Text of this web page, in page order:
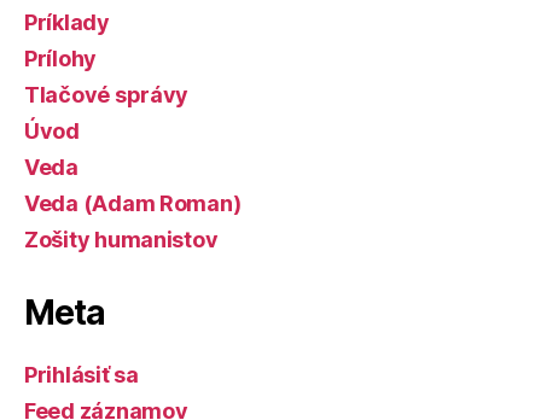
Príklady
Prílohy
Tlačové správy
Úvod
Veda
Veda (Adam Roman)
Zošity humanistov
Meta
Prihlásiť sa
Feed záznamov